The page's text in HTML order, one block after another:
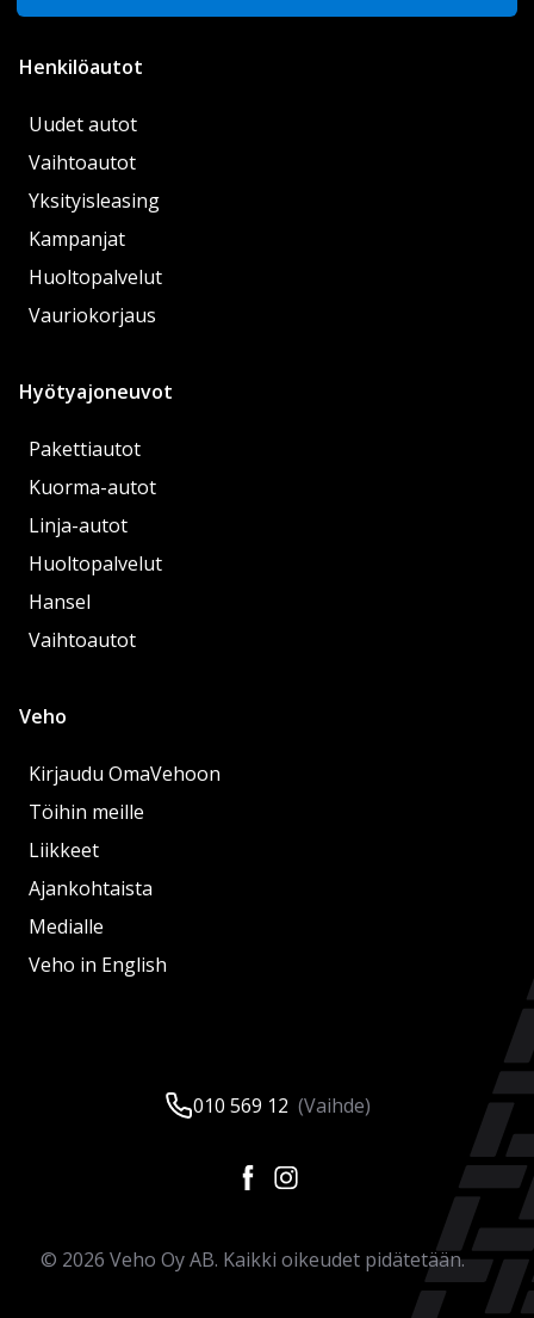
Henkilöautot
Uudet autot
Vaihtoautot
Yksityisleasing
Kampanjat
Huoltopalvelut
Vauriokorjaus
Hyötyajoneuvot
Pakettiautot
Kuorma-autot
Linja-autot
Huoltopalvelut
Hansel
Vaihtoautot
Veho
Kirjaudu OmaVehoon
Töihin meille
Liikkeet
Ajankohtaista
Medialle
Veho in English
010 569 12 (Vaihde)
© 2026 Veho Oy AB. Kaikki oikeudet pidätetään.